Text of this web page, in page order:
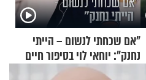
"אם שכחתי לנשום – הייתי
נחנק": יוחאי לוי בסיפור חיים
מעורר השראה